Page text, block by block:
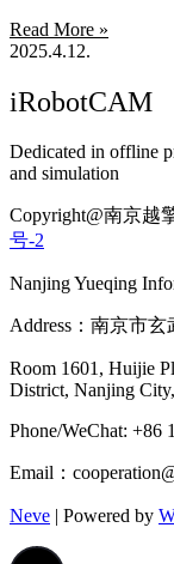
Read More »
2025.4.12.
iRobotCAM
Dedicated in offline
and simulation
Copyright@南京越
号-2
Nanjing Yueqing
Address：南京市玄
Room 1601, Huijie
District, Nanjing
Phone/WeChat: +86
Email：
Neve | Powered by